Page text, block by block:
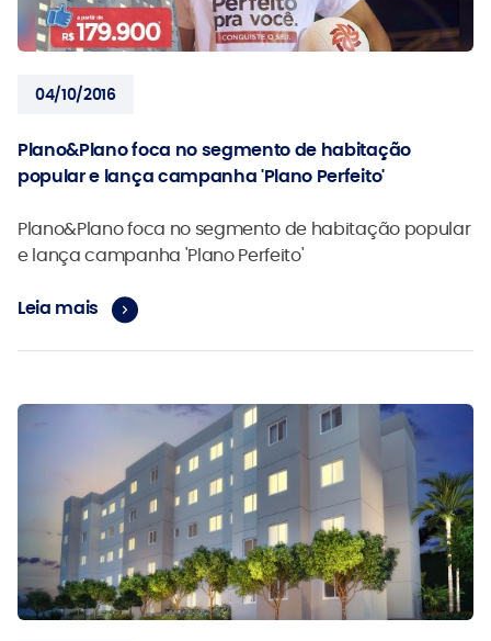
04/10/2016
Plano&Plano foca no segmento de habitação
popular e lança campanha 'Plano Perfeito'
Plano&Plano foca no segmento de habitação popular
e lança campanha 'Plano Perfeito'
Leia mais